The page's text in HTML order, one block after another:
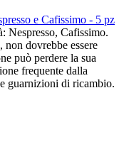
e Cafissimo - 5 pz
Nespresso, Cafissimo.
non dovrebbe essere
può perdere la sua
frequente dalla
guarnizioni di ricambio.